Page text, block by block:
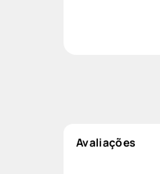
Avaliações